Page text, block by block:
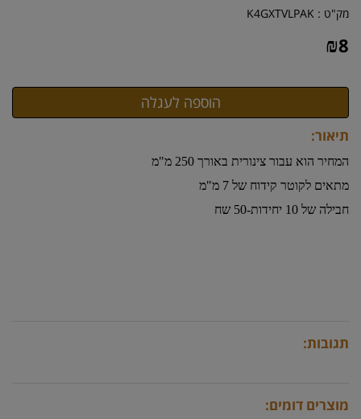
מק"ט : K4GXTVLPAK
₪8
תיאור:
המחיר הוא עבור צינורית באורך 250 מ"מ
מתאים לקוטר קידוח של 7 מ"מ
חבילה של 10 יחידות-50 שח
תגובות:
מוצרים דומים: